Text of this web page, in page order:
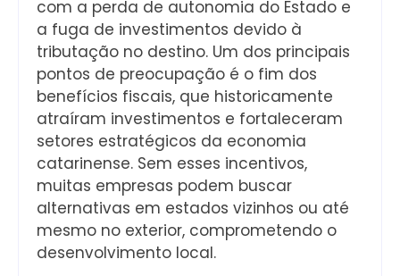
com a perda de autonomia do Estado e
a fuga de investimentos devido à
tributação no destino. Um dos principais
pontos de preocupação é o fim dos
benefícios fiscais, que historicamente
atraíram investimentos e fortaleceram
setores estratégicos da economia
catarinense. Sem esses incentivos,
muitas empresas podem buscar
alternativas em estados vizinhos ou até
mesmo no exterior, comprometendo o
desenvolvimento local.